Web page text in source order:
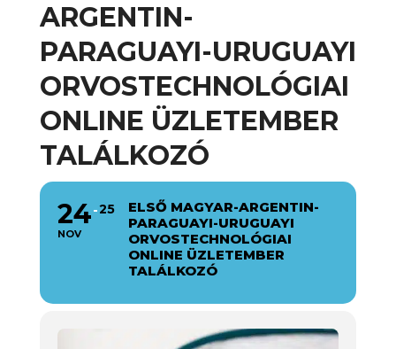
ARGENTIN-
PARAGUAYI-URUGUAYI
ORVOSTECHNOLÓGIAI
ONLINE ÜZLETEMBER
TALÁLKOZÓ
24
NOV
25
ELSŐ MAGYAR-ARGENTIN-
PARAGUAYI-URUGUAYI
ORVOSTECHNOLÓGIAI
ONLINE ÜZLETEMBER
TALÁLKOZÓ